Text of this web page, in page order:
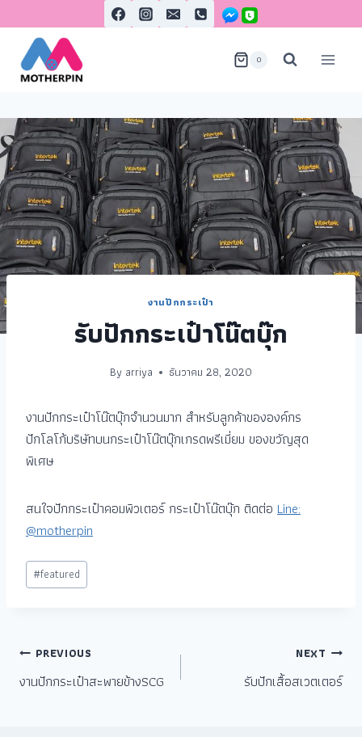
0
งานปักกระเป๋า
รับปักกระเป๋าโน๊ตบุ๊ก
By arriya ธันวาคม 28, 2020
งานปักกระเป๋าโน๊ตบุ๊กจำนวนมาก สำหรับลูกค้าขององค์กร
ปักโลโก้บริษัทบนกระเป๋าโน๊ตบุ๊กเกรดพรีเมี่ยม ของขวัญสุด
พิเศษ
สนใจปักกระเป๋าคอมพิวเตอร์ กระเป๋าโน๊ตบุ๊ก ติดต่อ Line:
@motherpin
#featured
PREVIOUS
งานปักกระเป๋าสะพายข้างSCG
NEXT
รับปักเสื้อสเวตเตอร์